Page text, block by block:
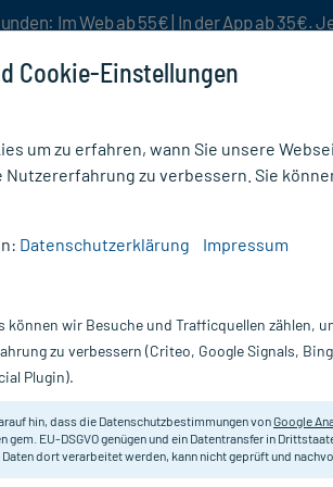
Im Web ab 55€ | In der App ab 35€.
Nur für kurze Zeit:Gratis-Versand* ab
Pulver, 20 St Zentiva
Pulver zur
Cookie-Einstellungen
um zu erfahren, wann Sie unsere
Nutzererfahrung zu verbessern. Sie
Datenschutzerklärung Impressum
können wir Besuche und Trafficquellen zählen,
zu verbessern (Criteo, Google Signals,
Plugin).
hin, dass die Datenschutzbestimmungen vonGoogle
gem. EU-DSGVO genügen und ein Datentransfer in
Daten dort verarbeitet werden, kann nicht geprüft und